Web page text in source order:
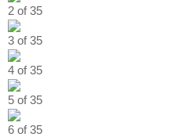
2 of 35
3 of 35
4 of 35
5 of 35
6 of 35